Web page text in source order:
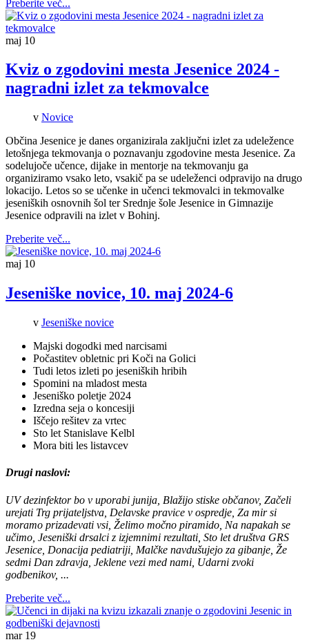
Preberite več...
maj 10
Kviz o zgodovini mesta Jesenice 2024 -
nagradni izlet za tekmovalce
v Novice
Občina Jesenice je danes organizirala zaključni izlet za udeležence
letošnjega tekmovanja o poznavanju zgodovine mesta Jesenice. Za
sodelujoče učence, dijake in mentorje na tekmovanju ga
organiziramo vsako leto, vsakič pa se udeleženci odpravijo na drugo
lokacijo. Letos so se učenke in učenci tekmovalci in tekmovalke
jeseniških osnovnih šol ter Srednje šole Jesenice in Gimnazije
Jesenice odpravili na izlet v Bohinj.
Preberite več...
maj 10
Jeseniške novice, 10. maj 2024-6
v Jeseniške novice
Majski dogodki med narcisami
Počastitev obletnic pri Koči na Golici
Tudi letos izleti po jeseniških hribih
Spomini na mladost mesta
Jeseniško poletje 2024
Izredna seja o koncesiji
Iščejo rešitev za vrtec
Sto let Stanislave Kelbl
Mora biti les listavcev
Drugi naslovi:
UV dezinfektor bo v uporabi junija, Blažijo stiske občanov, Začeli
urejati Trg prijateljstva, Delavske pravice v ospredje, Za mir si
moramo prizadevati vsi, Želimo močno piramido, Na napakah se
učimo, Jeseniški drsalci z izjemnimi rezultati, Sto let društva GRS
Jesenice, Donacija pediatriji, Malčke navdušujejo za gibanje, Že
sedmi Dan zdravja, Jeklene vezi med nami, Udarni zvoki
godbenikov, ...
Preberite več...
mar 19